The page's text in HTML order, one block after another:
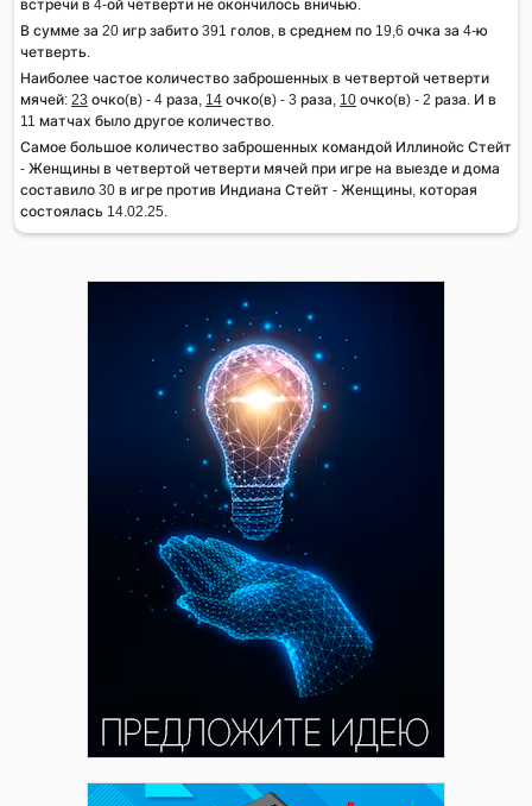
встречи в 4-ой четверти не окончилось вничью.
В сумме за 20 игр забито 391 голов, в среднем по 19,6 очка за 4-ю
четверть.
Наиболее частое количество заброшенных в четвертой четверти
мячей: 23 очко(в) - 4 раза, 14 очко(в) - 3 раза, 10 очко(в) - 2 раза. И в
11 матчах было другое количество.
Самое большое количество заброшенных командой Иллинойс Стейт
- Женщины в четвертой четверти мячей при игре на выезде и дома
составило 30 в игре против Индиана Стейт - Женщины, которая
состоялась 14.02.25.